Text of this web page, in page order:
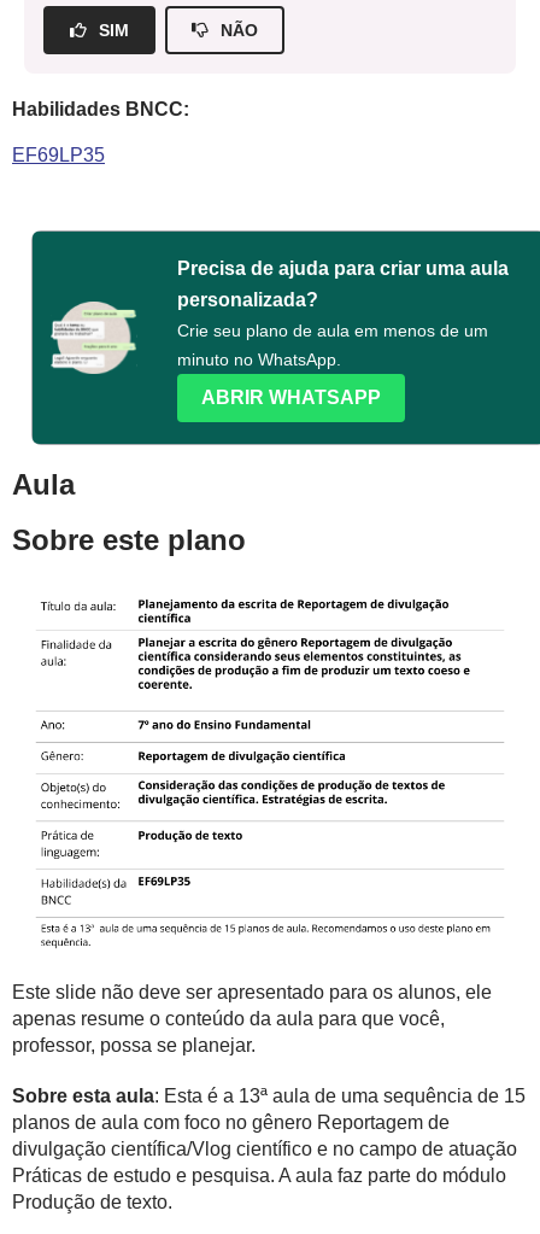
SIM NÃO
Habilidades BNCC:
EF69LP35
Precisa de ajuda para criar uma aula
personalizada?
Crie seu plano de aula em menos de um
minuto no WhatsApp.
ABRIR WHATSAPP
Aula
Sobre este plano
Este slide não deve ser apresentado para os alunos, ele
apenas resume o conteúdo da aula para que você,
professor, possa se planejar.
Sobre esta aula: Esta é a 13ª aula de uma sequência de 15
planos de aula com foco no gênero Reportagem de
divulgação científica/Vlog científico e no campo de atuação
Práticas de estudo e pesquisa. A aula faz parte do módulo
Produção de texto.